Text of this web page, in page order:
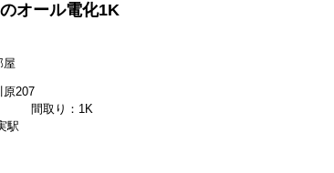
オール電化1K
屋
原207
間取り：1K
駅